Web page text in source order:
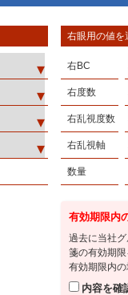
右眼用の値を
右BC
右度数
右乱視度数
右乱視軸
数量
有効期限内
過去に当社
箋の有効期限
有効期限内の
内容を確